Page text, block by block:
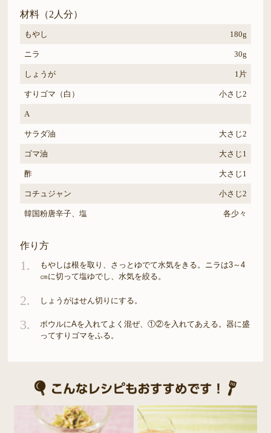
材料（2人分）
もやし 180g
ニラ 30g
しょうが 1片
すりゴマ（白） 小さじ2
A
サラダ油 大さじ2
ゴマ油 大さじ1
酢 大さじ1
コチュジャン 小さじ2
韓国粉唐辛子、塩 各少々
作り方
1.
もやしは根を取り、さっとゆでて水気をきる。ニラは3～4
㎝に切って塩ゆでし、水気を絞る。
2. しょうがはせん切りにする。
3.
ボウルにAを入れてよく混ぜ、①②を入れてあえる。器に盛
ってすりゴマをふる。